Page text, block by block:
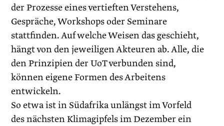
der Prozesse eines vertieften Verstehens,
Gespräche, Workshops oder Seminare
stattfinden. Auf welche Weisen das geschieht,
hängt von den jeweiligen Akteuren ab. Alle, die
den Prinzipien der UoT verbunden sind,
können eigene Formen des Arbeitens
entwickeln.
So etwa ist in Südafrika unlängst im Vorfeld
des nächsten Klimagipfels im Dezember ein